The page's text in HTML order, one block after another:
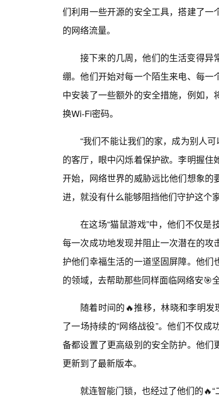
们利用一些开源的安全工具，搭建了
的网络流量。
接下来的几周，他们的生活变得异
绷。他们开始对每一个陌生来电、每
中安装了一些额外的安全措施，例如
换Wi-Fi密码。
“我们不能让我们的家，成为别人
的客厅，眼中闪烁着保护欲。李明握
开始，网络世界的威胁远比他们想象
进，就没有什么能够阻挡他们守护这个
在这场“猫鼠游戏”中，他们不仅
每一次成功地发现并阻止一次潜在的
护他们幸福生活的一道坚固屏障。他
的领域，去帮助那些同样面临网络安🎯
随着时间的🔥推移，林晓和李明发
了一场持续的“网络战役”。他们不仅
备都设置了更高级别的安全防护。他
更新到了最新版本。
就连智能门锁，也经过了他们的